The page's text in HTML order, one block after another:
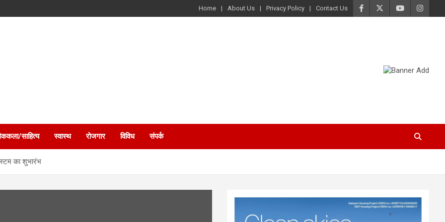
Home About Us Privacy Policy Contact Us
साहित्य स्वास्थ रोजगार विविध संपर्क
का शुभारंभ